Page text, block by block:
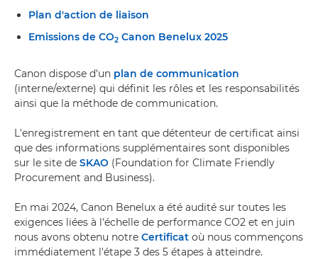
Plan d'action de liaison
Emissions de CO2 Canon Benelux 2025
Canon dispose d'un plan de communication
(interne/externe) qui définit les rôles et les responsabilités
ainsi que la méthode de communication.
L'enregistrement en tant que détenteur de certificat ainsi
que des informations supplémentaires sont disponibles
sur le site de SKAO (Foundation for Climate Friendly
Procurement and Business).
En mai 2024, Canon Benelux a été audité sur toutes les
exigences liées à l'échelle de performance CO2 et en juin
nous avons obtenu notre Certificat où nous commençons
immédiatement l'étape 3 des 5 étapes à atteindre.